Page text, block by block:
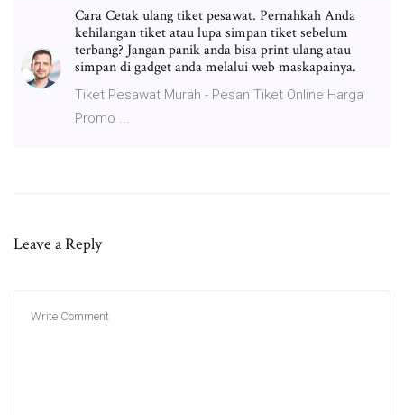
Cara Cetak ulang tiket pesawat. Pernahkah Anda
kehilangan tiket atau lupa simpan tiket sebelum
terbang? Jangan panik anda bisa print ulang atau
simpan di gadget anda melalui web maskapainya.
Tiket Pesawat Murah - Pesan Tiket Online Harga
Promo ...
Leave a Reply